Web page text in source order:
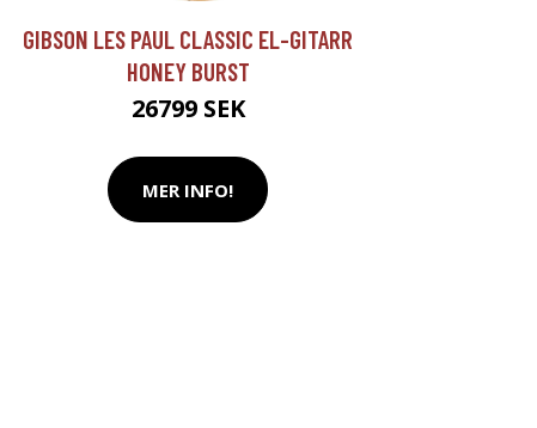
GIBSON LES PAUL CLASSIC EL-GITARR
HONEY BURST
26799 SEK
MER INFO!